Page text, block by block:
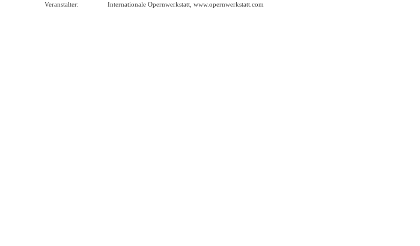
Veranstalter:
Internationale Opernwerkstatt, www.opernwerkstatt.com